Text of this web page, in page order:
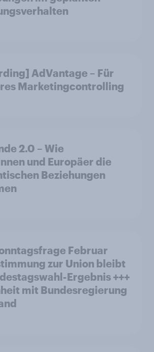
AdVantage – Für
Marketingcontrolling
2.0 – Wie
und Europäer die
Beziehungen
Februar
zur Union bleibt
Ergebnis +++
mit Bundesregierung